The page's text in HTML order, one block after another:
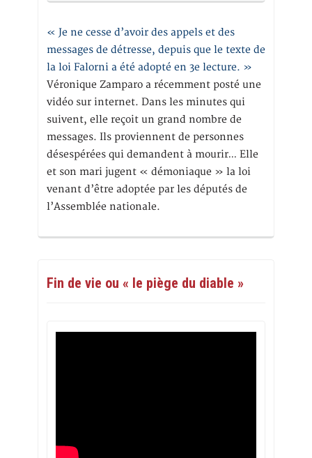
« Je ne cesse d’avoir des appels et des
messages de détresse, depuis que le texte de
la loi Falorni a été adopté en 3e lecture. »
Véronique Zamparo a récemment posté une
vidéo sur internet. Dans les minutes qui
suivent, elle reçoit un grand nombre de
messages. Ils proviennent de personnes
désespérées qui demandent à mourir… Elle
et son mari jugent « démoniaque » la loi
venant d’être adoptée par les députés de
l’Assemblée nationale.
Fin de vie ou « le piège du diable »